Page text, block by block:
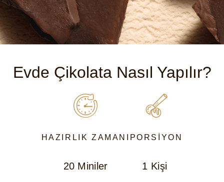
Evde Çikolata Nasıl Yapılır?
HAZIRLIK ZAMANI
20 Miniler
PORSIYON
1 Kişi